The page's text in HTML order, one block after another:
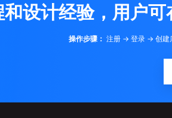
设计经验，用户
操作步骤： 注册 -> 登录 -> 创